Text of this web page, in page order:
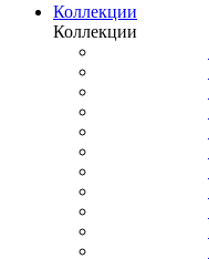
Коллекции
Коллекции